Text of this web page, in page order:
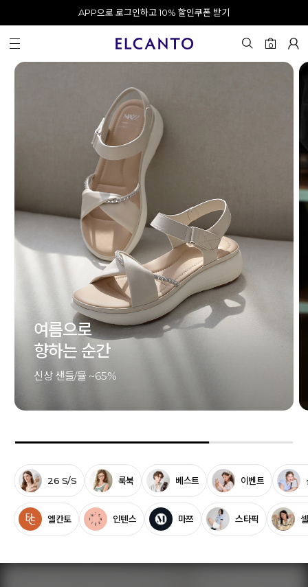
오전 10시 이전 결제 완료 시 오늘 출발!
0
클래식의
기준이 되는 한 켤레
시그니처 컬렉션
26 S/S 룩북 베스트 이벤트
엘칸토 인텐스 마쯔 스타픽